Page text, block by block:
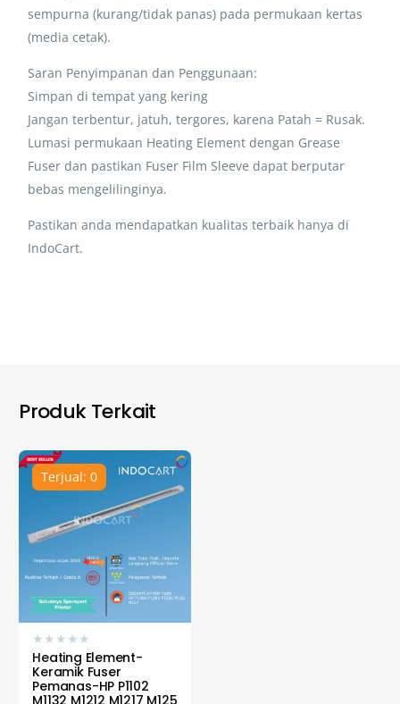
sempurna (kurang/tidak panas) pada permukaan kertas
(media cetak).
Saran Penyimpanan dan Penggunaan:
Simpan di tempat yang kering
Jangan terbentur, jatuh, tergores, karena Patah = Rusak.
Lumasi permukaan Heating Element dengan Grease
Fuser dan pastikan Fuser Film Sleeve dapat berputar
bebas mengelilinginya.
Pastikan anda mendapatkan kualitas terbaik hanya di
IndoCart.
Produk Terkait
Terjual: 0
★ ★ ★ ★ ★
Heating Element-
Keramik Fuser
Pemanas-HP P1102
M1132 M1212 M1217 M125